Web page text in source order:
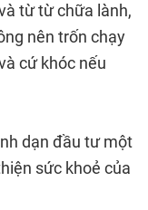
từ từ chữa lành,
nên trốn chạy
cứ khóc nếu
dạn đầu tư một
sức khoẻ của